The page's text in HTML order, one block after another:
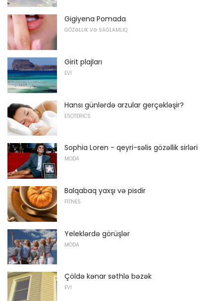
Gigiyena Pomada
GÖZƏLLIK VƏ SAĞLAMLIQ
Girit plajları
EVI
Hansı günlərdə arzular gerçəkləşir?
ESOTERICS
Sophia Loren - qeyri-səlis gözəllik sirləri
MODA
Balqabaq yaxşı və pisdir
FITNES
Yeleklərdə görüşlər
MODA
Çöldə kənar səthlə bəzək
EVI